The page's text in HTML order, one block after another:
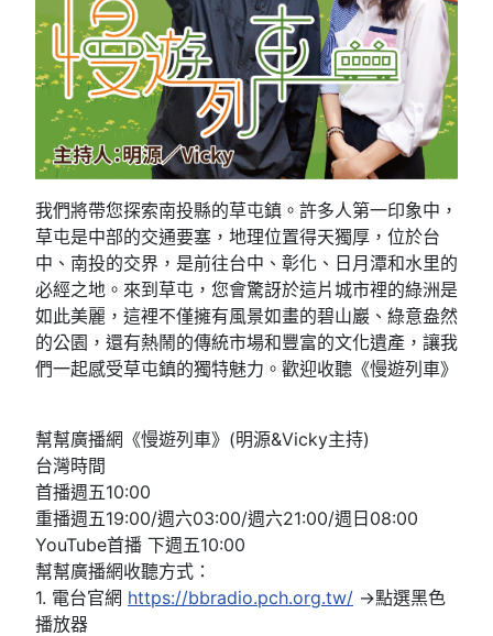
我們將帶您探索南投縣的草屯鎮。許多人第一印象中，
草屯是中部的交通要塞，地理位置得天獨厚，位於台
中、南投的交界，是前往台中、彰化、日月潭和水里的
必經之地。來到草屯，您會驚訝於這片城市裡的綠洲是
如此美麗，這裡不僅擁有風景如畫的碧山巖、綠意盎然
的公園，還有熱鬧的傳統市場和豐富的文化遺產，讓我
們一起感受草屯鎮的獨特魅力。歡迎收聽《慢遊列車》
幫幫廣播網《慢遊列車》(明源&Vicky主持)
台灣時間
首播週五10:00
重播週五19:00/週六03:00/週六21:00/週日08:00
YouTube首播 下週五10:00
幫幫廣播網收聽方式：
1. 電台官網 https://bbradio.pch.org.tw/ →點選黑色
播放器